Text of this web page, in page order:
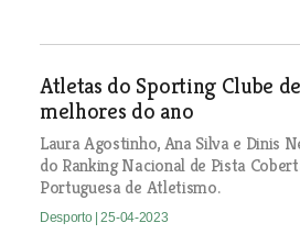
Atletas do Sporting Clube
melhores do ano
Laura Agostinho, Ana Silva e Dinis
do Ranking Nacional de Pista
Portuguesa de Atletismo.
Desporto | 25-04-2023